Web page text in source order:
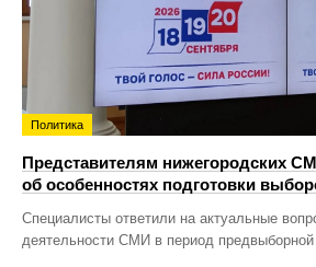
Политика
Представителям нижегородских
об особенностях подготовки
Специалисты ответили на актуальные
деятельности СМИ в период предвыборной